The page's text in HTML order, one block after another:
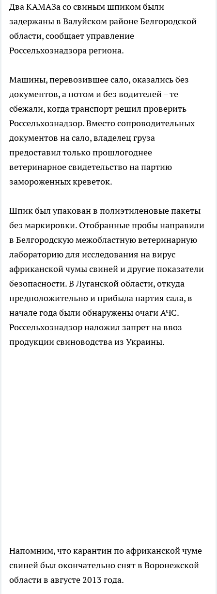
Два КАМАЗа со свиным шпиком были
задержаны в Валуйском районе Белгородской
области, сообщает управление
Россельхознадзора региона.
Машины, перевозившее сало, оказались без
документов, а потом и без водителей – те
сбежали, когда транспорт решил проверить
Россельхознадзор. Вместо сопроводительных
документов на сало, владелец груза
предоставил только прошлогоднее
ветеринарное свидетельство на партию
замороженных креветок.
Шпик был упакован в полиэтиленовые пакеты
без маркировки. Отобранные пробы направили
в Белгородскую межобластную ветеринарную
лабораторию для исследования на вирус
африканской чумы свиней и другие показатели
безопасности. В Луганской области, откуда
предположительно и прибыла партия сала, в
начале года были обнаружены очаги АЧС.
Россельхознадзор наложил запрет на ввоз
продукции свиноводства из Украины.
Напомним, что карантин по африканской чуме
свиней был окончательно снят в Воронежской
области в августе 2013 года.